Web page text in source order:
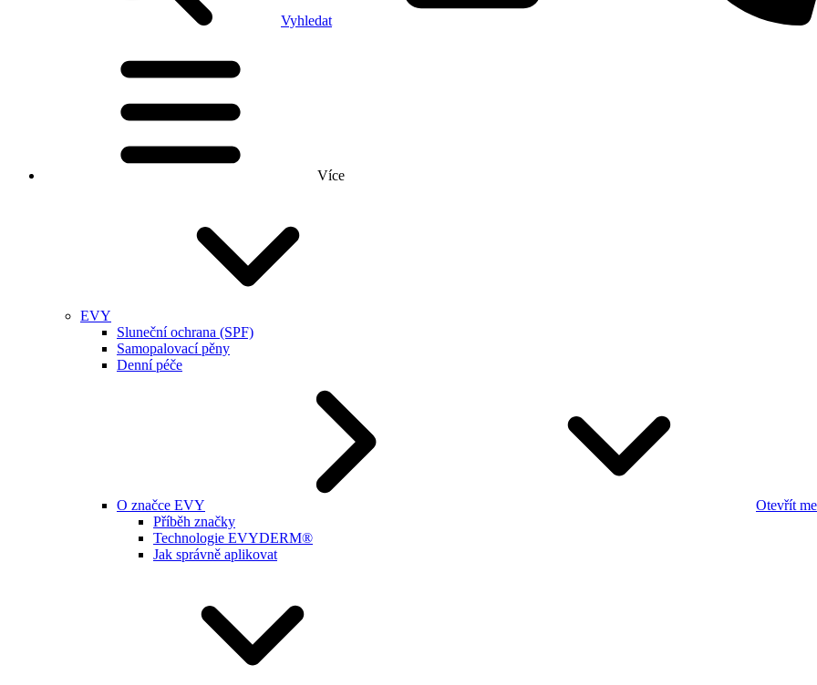
Vyhledat
Více
EVY
Sluneční ochrana (SPF)
Samopalovací pěny
Denní péče
O značce EVY
Otevřít
Příběh značky
Technologie EVYDERM®
Jak správně aplikovat